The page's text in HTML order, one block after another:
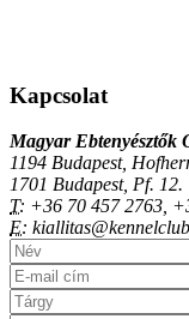
Kapcsolat
Magyar Ebtenyésztők
1194 Budapest,
1701 Budapest, Pf. 12.
T: +36 70 457 2763,
E: